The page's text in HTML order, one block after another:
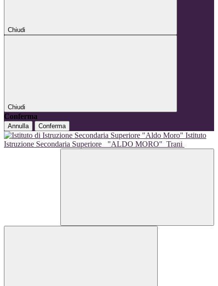
Chiudi
Chiudi
Conferma
Annulla Conferma
Istituto
Istruzione Secondaria Superiore
"ALDO MORO" Trani